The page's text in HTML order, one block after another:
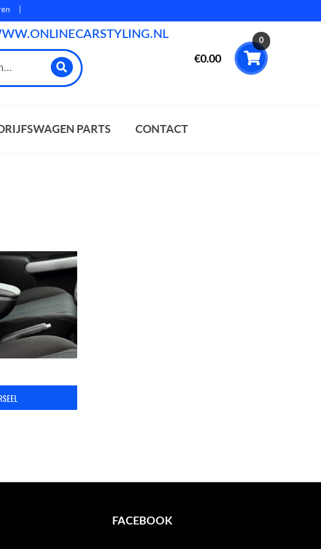
€0.00
0
PARTS CONTACT
FACEBOOK